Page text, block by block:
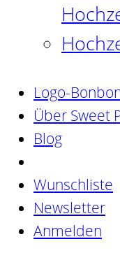
Logo-
Über Sweet
Blog
Wunschliste
Newsletter
Anmelden